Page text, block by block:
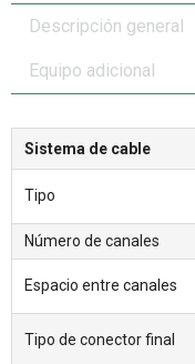
Descripción general
Equipo adicional
Sistema de cable
Tipo
Número de canales
Espacio entre canales
Tipo de conector final